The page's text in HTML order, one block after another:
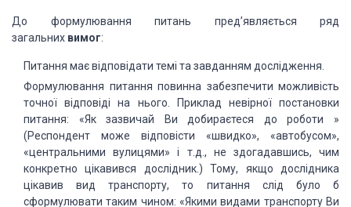
До формулювання питань пред’являється ряд
загальних вимог:
Питання має відповідати темі та завданням дослідження.
Формулювання питання повинна забезпечити можливість
точної відповіді на нього. Приклад невірної постановки
питання: «Як зазвичай Ви добираєтеся до роботи »
(Респондент може відповісти «швидко», «автобусом»,
«центральними вулицями» і т.д., не здогадавшись, чим
конкретно цікавився дослідник.) Тому, якщо дослідника
цікавив вид транспорту, то питання слід було б
сформулювати таким чином: «Якими видами транспорту Ви